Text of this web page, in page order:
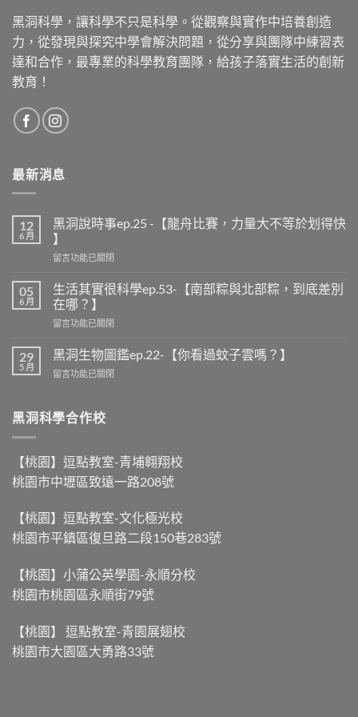
黑洞科學，讓科學不只是科學。從觀察與實作中培養創造
力，從發現與探究中學會解決問題，從分享與團隊中練習表
達和合作，最專業的科學教育團隊，給孩子落實生活的創新
教育！
最新消息
12
6 月
黑洞說時事ep.25 -【龍舟比賽，力量大不等於划得快
】
在
洞
說
時
事
-
舟
力
不
等
於
得
】〉
留言功能已關閉
05
6 月
生活其實很科學ep.53-【南部粽與北部粽，到底差別
在哪？】
在
活
其
實
學
部
與
部
粽，
到
差
別
在
留言功能已關閉
29
5 月
黑洞生物圖鑑ep.22-【你看過蚊子雲嗎？】
在
生
物
鑑
ep.22-
【你
蚊
子
中
留言功能已關閉
黑洞科學合作校
【桃園】逗點教室-青埔翱翔校
桃園市中壢區致遠一路208號
【桃園】逗點教室-文化極光校
桃園市平鎮區復旦路二段150巷283號
【桃園】小蒲公英學園-永順分校
桃園市桃園區永順街79號
【桃園】 逗點教室-青園展翅校
桃園市大園區大勇路33號